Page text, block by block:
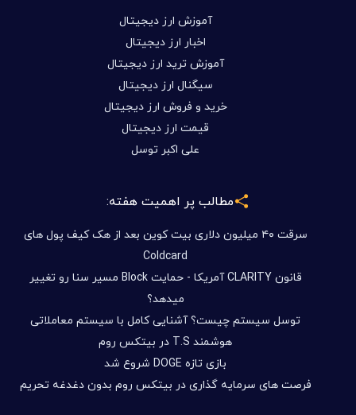
آموزش ارز دیجیتال
اخبار ارز دیجیتال
آموزش ترید ارز دیجیتال
سیگنال ارز دیجیتال
خرید و فروش ارز دیجیتال
قیمت ارز دیجیتال
علی اکبر توسل
مطالب پر اهمیت هفته:
سرقت ۴۰ میلیون دلاری بیت کوین بعد از هک کیف پول های
Coldcard
قانون CLARITY آمریکا - حمایت Block مسیر سنا رو تغییر
میدهد؟
توسل سیستم چیست؟ آشنایی کامل با سیستم معاملاتی
هوشمند T.S در بیتکس روم
بازی تازه DOGE شروع شد
فرصت های سرمایه گذاری در بیتکس روم بدون دغدغه تحریم